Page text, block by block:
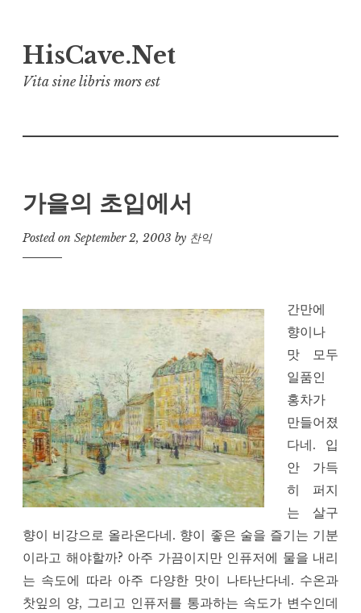
to
content
HisCave.Net
Vita sine libris mors est
가을의 초입에서
Posted on September 2, 2003 by 찬익
간만에
향이나
맛 모두
일품인
홍차가
만들어졌
다네. 입
안 가득
히 퍼지
는 살구
향이 비강으로 올라온다네. 향이 좋은 술을 즐기는 기분
이라고 해야할까? 아주 가끔이지만 인퓨저에 물을 내리
는 속도에 따라 아주 다양한 맛이 나타난다네. 수온과
찻잎의 양, 그리고 인퓨저를 통과하는 속도가 변수인데